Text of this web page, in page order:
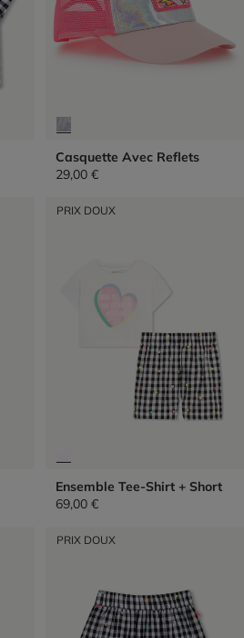
Casquette Avec Reflets
29,00 €
PRIX DOUX
Ensemble Tee-Shirt + Short
69,00 €
PRIX DOUX